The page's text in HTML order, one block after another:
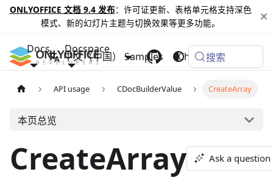
ONLYOFFICE 文档 9.4 发布：许可证更新、表格单元格支持深色
模式、新的幻灯片主题与切换效果等更多功能。
Docs Docspace
Samples Changelog
中文（中国） 搜索
API usage CDocBuilderValue CreateArray
本页总览
CreateArray Ask a question